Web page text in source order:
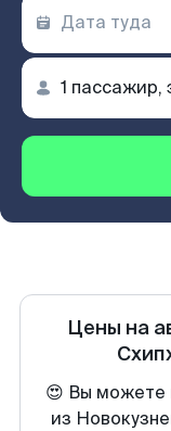
Цены на
😍 Вы можете
из